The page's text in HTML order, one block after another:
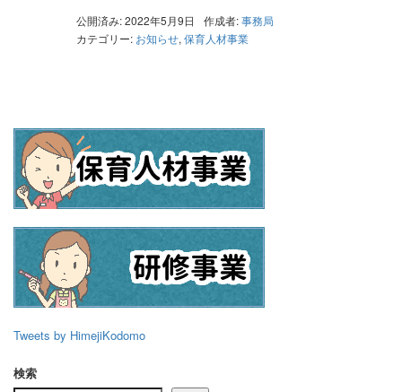
公開済み: 2022年5月9日 作成者:事務局
カテゴリー: お知らせ, 保育人材事業
Tweets by HimejiKodomo
検索